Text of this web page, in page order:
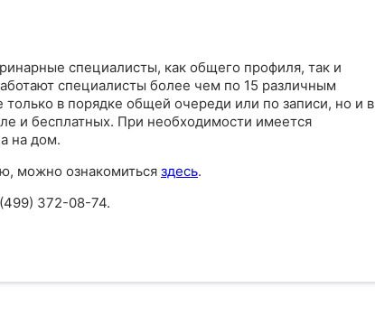
специалисты, как общего профиля, так и
специалисты более чем по 15 различным
в порядке общей очереди или по записи, но и в
и бесплатных. При необходимости имеется
на дом.
можно ознакомиться здесь.
372-08-74.